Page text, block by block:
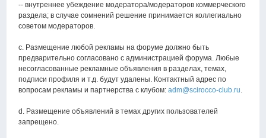
-- внутреннее убеждение модератора/модераторов коммерческого
раздела; в случае сомнений решение принимается коллегиально
советом модераторов.
c. Размещение любой рекламы на форуме должно быть
предварительно согласовано с администрацией форума. Любые
несогласованные рекламные объявления в разделах, темах,
подписи профиля и т.д. будут удалены. Контактный адрес по
вопросам рекламы и партнерства с клубом:adm@scirocco-club.ru.
d. Размещение объявлений в темах других пользователей
запрещено.